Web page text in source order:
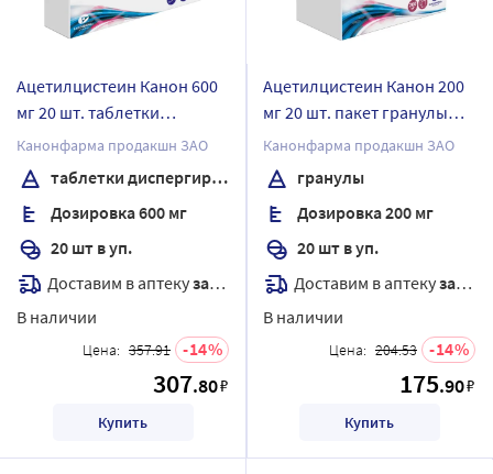
Ацетилцистеин Канон 600
мг 20 шт. таблетки
диспергируемые
Канонфарма продакшн ЗАО
таблетки диспергируемые
Дозировка 600 мг
20 шт в уп.
Доставим в аптекузавтра
В наличии
Цена: 357.91 14
307.80₽
Купить
Ацетилцистеин Канон 200
мг 20 шт. пакет гранулы
для приготовления
раствора для приема
внутрь
Канонфарма продакшн ЗАО
гранулы
Дозировка 200 мг
20 шт в уп.
Доставим в аптекузавтра
В наличии
Цена: 204.53 14
175.90₽
Купить